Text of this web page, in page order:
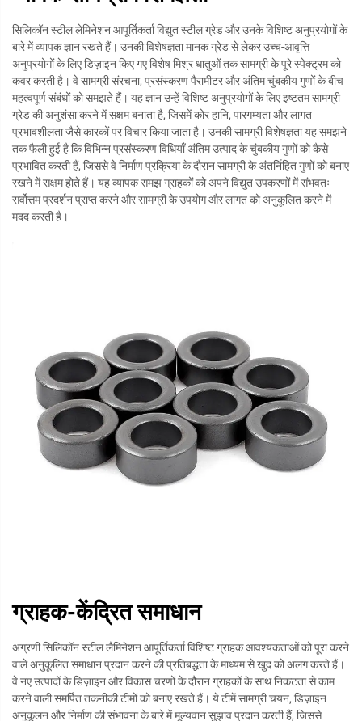
सिलिकॉन स्टील लेमिनेशन आपूर्तिकर्ता विद्युत स्टील ग्रेड और उनके विशिष्ट अनुप्रयोगों के
बारे में व्यापक ज्ञान रखते हैं। उनकी विशेषज्ञता मानक ग्रेड से लेकर उच्च-आवृत्ति
अनुप्रयोगों के लिए डिज़ाइन किए गए विशेष मिश्र धातुओं तक सामग्री के पूरे स्पेक्ट्रम को
कवर करती है। वे सामग्री संरचना, प्रसंस्करण पैरामीटर और अंतिम चुंबकीय गुणों के बीच
महत्वपूर्ण संबंधों को समझते हैं। यह ज्ञान उन्हें विशिष्ट अनुप्रयोगों के लिए इष्टतम सामग्री
ग्रेड की अनुशंसा करने में सक्षम बनाता है, जिसमें कोर हानि, पारगम्यता और लागत
प्रभावशीलता जैसे कारकों पर विचार किया जाता है। उनकी सामग्री विशेषज्ञता यह समझने
तक फैली हुई है कि विभिन्न प्रसंस्करण विधियाँ अंतिम उत्पाद के चुंबकीय गुणों को कैसे
प्रभावित करती हैं, जिससे वे निर्माण प्रक्रिया के दौरान सामग्री के अंतर्निहित गुणों को बनाए
रखने में सक्षम होते हैं। यह व्यापक समझ ग्राहकों को अपने विद्युत उपकरणों में संभवतः
सर्वोत्तम प्रदर्शन प्राप्त करने और सामग्री के उपयोग और लागत को अनुकूलित करने में
मदद करती है।
ग्राहक-केंद्रित समाधान
अग्रणी सिलिकॉन स्टील लैमिनेशन आपूर्तिकर्ता विशिष्ट ग्राहक आवश्यकताओं को पूरा करने
वाले अनुकूलित समाधान प्रदान करने की प्रतिबद्धता के माध्यम से खुद को अलग करते हैं।
वे नए उत्पादों के डिज़ाइन और विकास चरणों के दौरान ग्राहकों के साथ निकटता से काम
करने वाली समर्पित तकनीकी टीमों को बनाए रखते हैं। ये टीमें सामग्री चयन, डिज़ाइन
अनुकूलन और निर्माण की संभावना के बारे में मूल्यवान सुझाव प्रदान करती हैं, जिससे